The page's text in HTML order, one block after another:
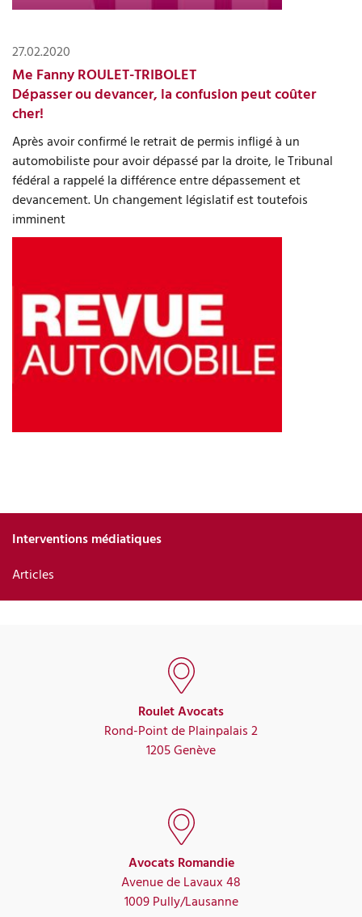
27.02.2020
Me Fanny ROULET-TRIBOLET
Dépasser ou devancer, la confusion peut coûter
cher!
Après avoir confirmé le retrait de permis infligé à un
automobiliste pour avoir dépassé par la droite, le Tribunal
fédéral a rappelé la différence entre dépassement et
devancement. Un changement législatif est toutefois
imminent
Interventions médiatiques
Articles
Roulet Avocats
Rond-Point de Plainpalais 2
1205 Genève
Avocats Romandie
Avenue de Lavaux 48
1009 Pully/Lausanne